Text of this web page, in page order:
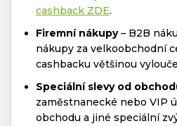
cashback ZDE.
Firemní nákupy– B2B
nákupy za velkoobchodní
cashbacku většinou
Speciální slevy od
zaměstnanecké nebo VIP
obchodu a jiné speciální